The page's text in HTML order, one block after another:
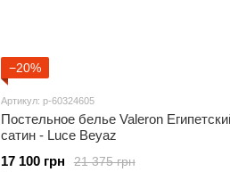
−20%
Артикул: p-60324605
Постельное белье Valeron
сатин - Luce Beyaz
21 375 грн
17 100 грн